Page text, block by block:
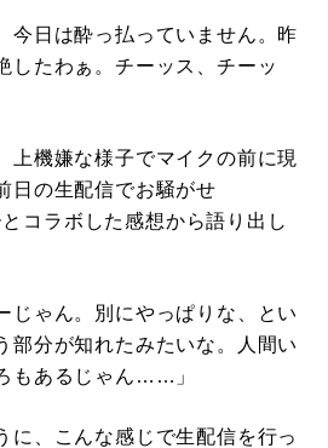
今日は酔っ払っていません。昨
したわぁ。チーッス、チーッ
機嫌な様子でマイクの前に現
日の生配信でお騒がせ
コラボした感想から語り出し
じゃん。別にやっぱりな、とい
部分が知れたみたいな。人間い
もあるじゃん……」
、こんな感じで生配信を行っ